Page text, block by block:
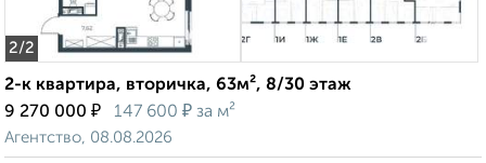
2/2
2-к квартира, вторичка, 63м², 8/30 этаж
9 270 000 ₽ 147 600 ₽ за м²
Агентство, 08.08.2026